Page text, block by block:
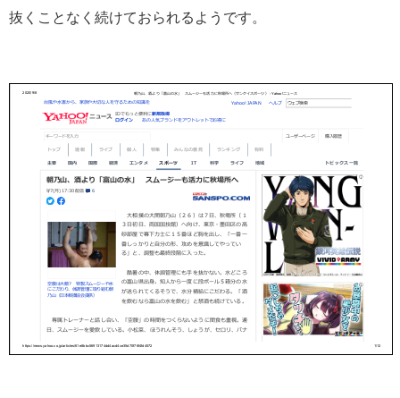
抜くことなく続けておられるようです。